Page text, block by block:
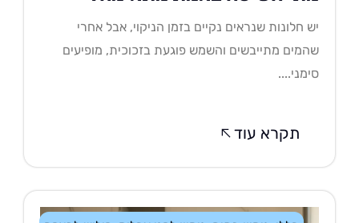
חלונות שנראים נקיים בזמן הניקוי, אבל אחרי
מתייבשים והשמש פוגעת בזכוכית, מופיעים
תקרא עוד